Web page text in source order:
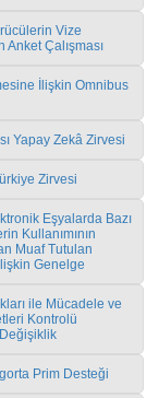
Vize
Çalışması
İlişkin Omnibus
Yapay Zekâ Zirvesi
Zirvesi
Eşyalarda Bazı
Kullanımının
Muaf Tutulan
Genelge
ile Mücadele ve
Kontrolü
Prim Desteği